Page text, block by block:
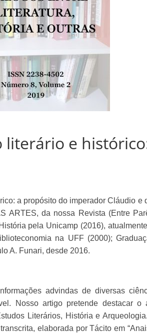
literário e
a propósito do imperador Cláudio e
ARTES, da nossa Revista (Entre
pela Unicamp (2016),
na UFF (2000);
A. Funari, desde 2016.
advindas de diversas
Nosso artigo pretende destacar
Literários, História e
elaborada por Tácito em